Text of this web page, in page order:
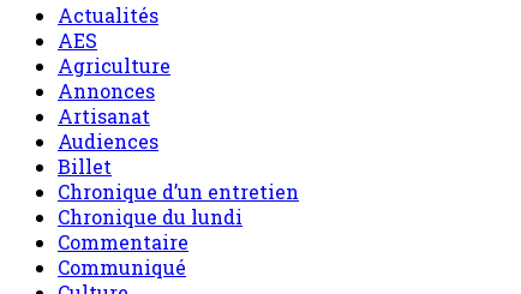
Actualités
AES
Agriculture
Annonces
Artisanat
Audiences
Billet
Chronique d’un entretien
Chronique du lundi
Commentaire
Communiqué